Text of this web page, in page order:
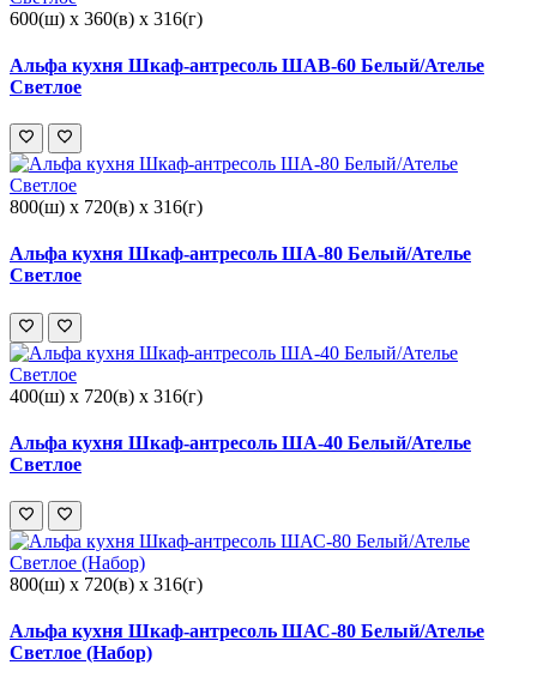
600(ш) x 360(в) x 316(г)
Альфа кухня Шкаф-антресоль ШАВ-60 Белый/Ателье
Светлое
800(ш) x 720(в) x 316(г)
Альфа кухня Шкаф-антресоль ША-80 Белый/Ателье
Светлое
400(ш) x 720(в) x 316(г)
Альфа кухня Шкаф-антресоль ША-40 Белый/Ателье
Светлое
800(ш) x 720(в) x 316(г)
Альфа кухня Шкаф-антресоль ШАС-80 Белый/Ателье
Светлое (Набор)